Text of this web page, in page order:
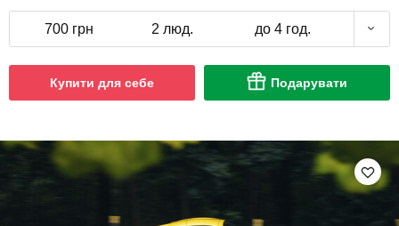
700 грн 2 люд. до 4 год.
Купити для себе Подарувати